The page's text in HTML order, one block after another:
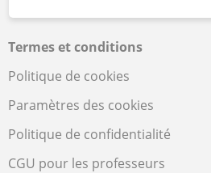
Termes et conditions
Politique de cookies
Paramètres des cookies
Politique de confidentialité
CGU pour les professeurs